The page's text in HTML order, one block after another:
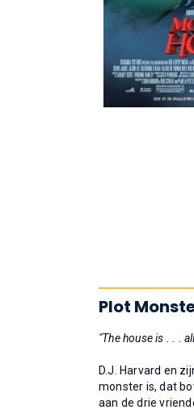
Plot
"The house is . . .
D.J. Harvard en
monster is, dat
aan de drie